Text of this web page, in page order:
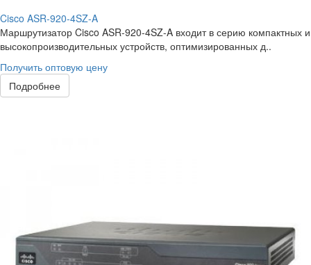
Cisco ASR-920-4SZ-A
Маршрутизатор Cisco ASR-920-4SZ-A входит в серию компактных и
высокопроизводительных устройств, оптимизированных д..
Получить оптовую цену
Подробнее